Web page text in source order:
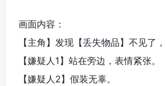
画面内容：
【主角】发现【丢失物品】不见了
【嫌疑人1】站在旁边，表情紧张。
【嫌疑人2】假装无辜。